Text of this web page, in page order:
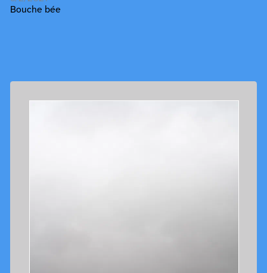
Bouche bée